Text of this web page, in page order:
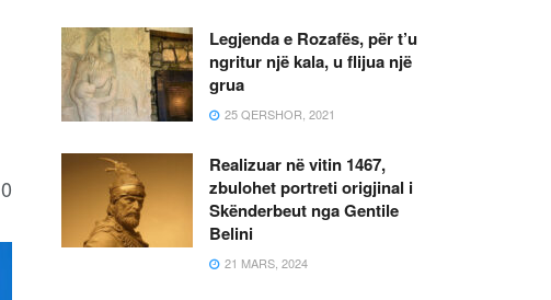
0
Legjenda e Rozafës, për t’u
ngritur një kala, u flijua një
grua
25 QERSHOR, 2021
Realizuar në vitin 1467,
zbulohet portreti origjinal i
Skënderbeut nga Gentile
Belini
21 MARS, 2024